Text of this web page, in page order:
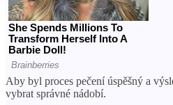
Aby byl proces pečení úspěšný a
vybrat správné nádobí.